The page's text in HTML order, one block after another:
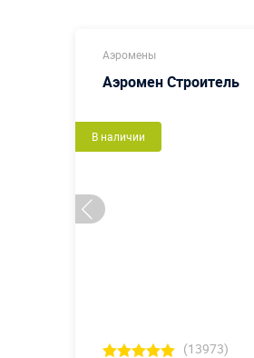
Аэромены
Аэромен Строитель
В наличии
(13973)